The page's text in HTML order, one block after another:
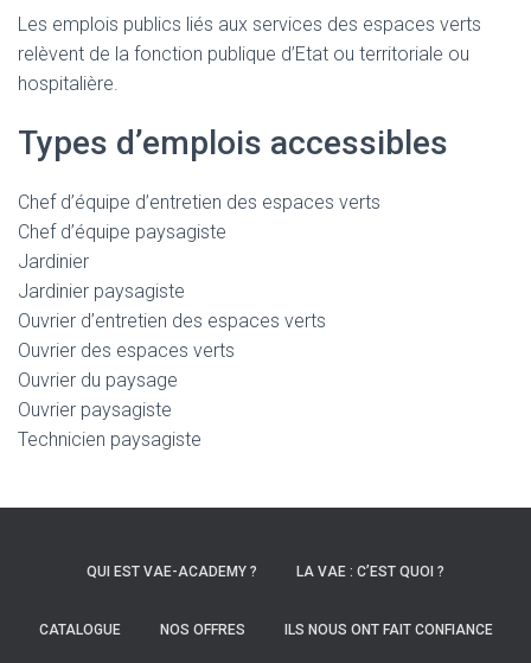
Les emplois publics liés aux services des espaces verts
relèvent de la fonction publique d’Etat ou territoriale ou
hospitalière.
Types d’emplois accessibles
Chef d’équipe d’entretien des espaces verts
Chef d’équipe paysagiste
Jardinier
Jardinier paysagiste
Ouvrier d’entretien des espaces verts
Ouvrier des espaces verts
Ouvrier du paysage
Ouvrier paysagiste
Technicien paysagiste
QUI EST VAE-ACADEMY ? LA VAE : C’EST QUOI ?
CATALOGUE NOS OFFRES ILS NOUS ONT FAIT CONFIANCE